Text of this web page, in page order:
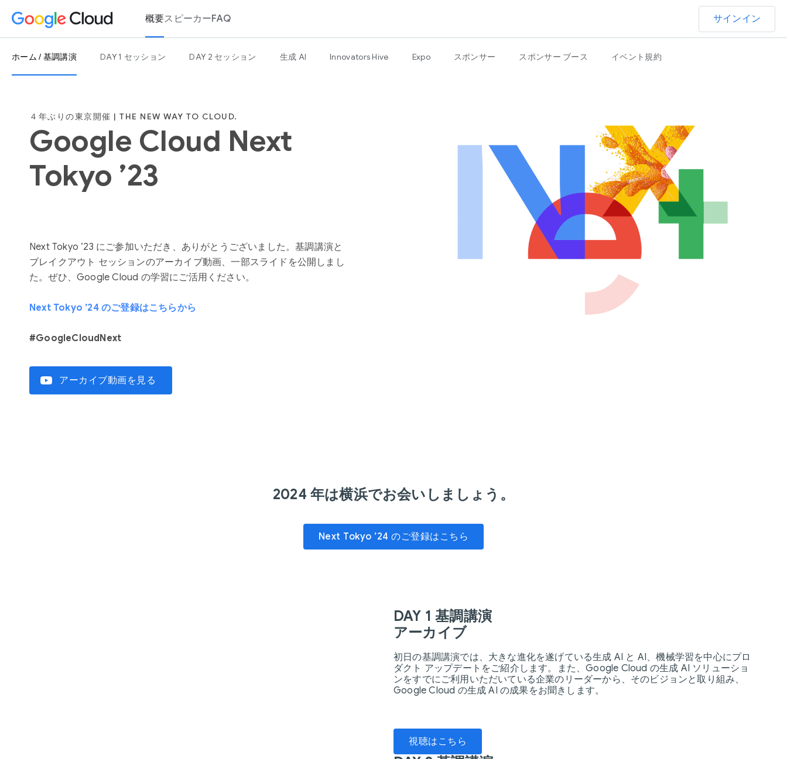
概要スピーカーFAQ サインイン
ホーム / 基調講演 DAY 1 セッション DAY 2 セッション 生成 AI Innovators Hive Expo スポンサー スポンサー ブース イベント規約
４年ぶりの東京開催 | THE NEW WAY TO CLOUD.
Google Cloud Next
Tokyo ’23
Next Tokyo ’23 にご参加いただき、ありがとうございました。基調講演と
ブレイクアウト セッションのアーカイブ動画、一部スライドを公開しまし
た。ぜひ、Google Cloud の学習にご活用ください。
Next Tokyo ’24 のご登録はこちらから
#GoogleCloudNext
video_youtube アーカイブ動画を見る
2024 年は横浜でお会いしましょう。
Next Tokyo ’24 のご登録はこちら
DAY 1 基調講演
アーカイブ
初日の基調講演では、大きな進化を遂げている生成 AI と AI、機械学習を中心にプロ
ダクト アップデートをご紹介します。また、Google Cloud の生成 AI ソリューショ
ンをすでにご利用いただいている企業のリーダーから、そのビジョンと取り組み、
Google Cloud の生成 AI の成果をお聞きします。
視聴はこちら